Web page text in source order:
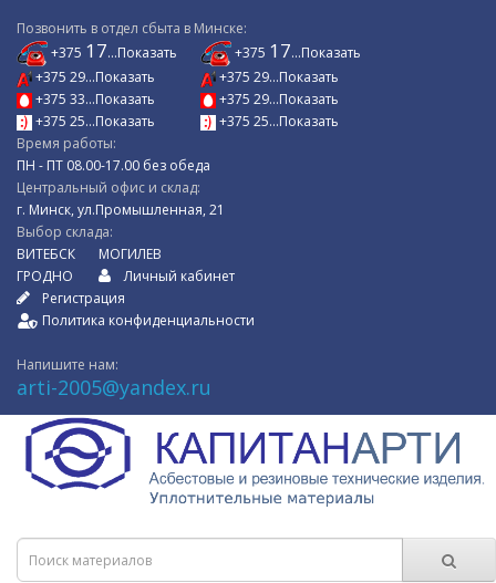
Позвонить в отдел сбыта в Минске:
+375 17...Показать
+375 29...Показать
+375 33...Показать
+375 25...Показать
+375 17...Показать
+375 29...Показать
+375 29...Показать
+375 25...Показать
Время работы:
ПН - ПТ 08.00-17.00 без обеда
Центральный офис и склад:
г. Минск, ул.Промышленная, 21
Выбор склада:
ВИТЕБСК
ГРОДНО
МОГИЛЕВ
Личный кабинет
Регистрация
Политика конфиденциальности
Напишите нам:
arti-2005@yandex.ru